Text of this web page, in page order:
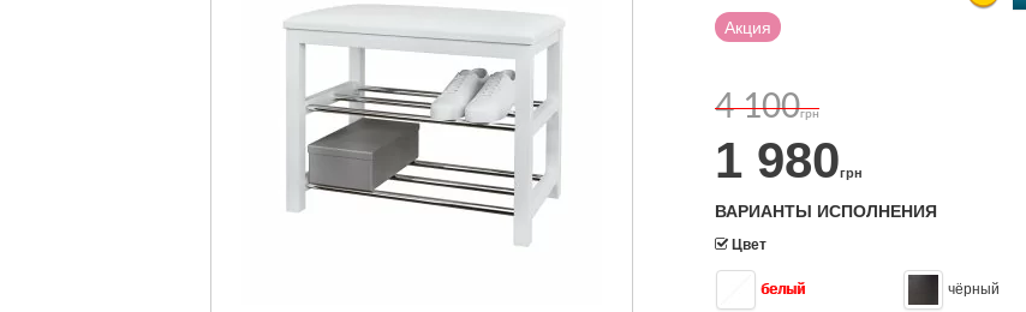
Акция
4 100грн
1 980грн
ВАРИАНТЫ ИСПОЛНЕНИЯ
Цвет
белый чёрный